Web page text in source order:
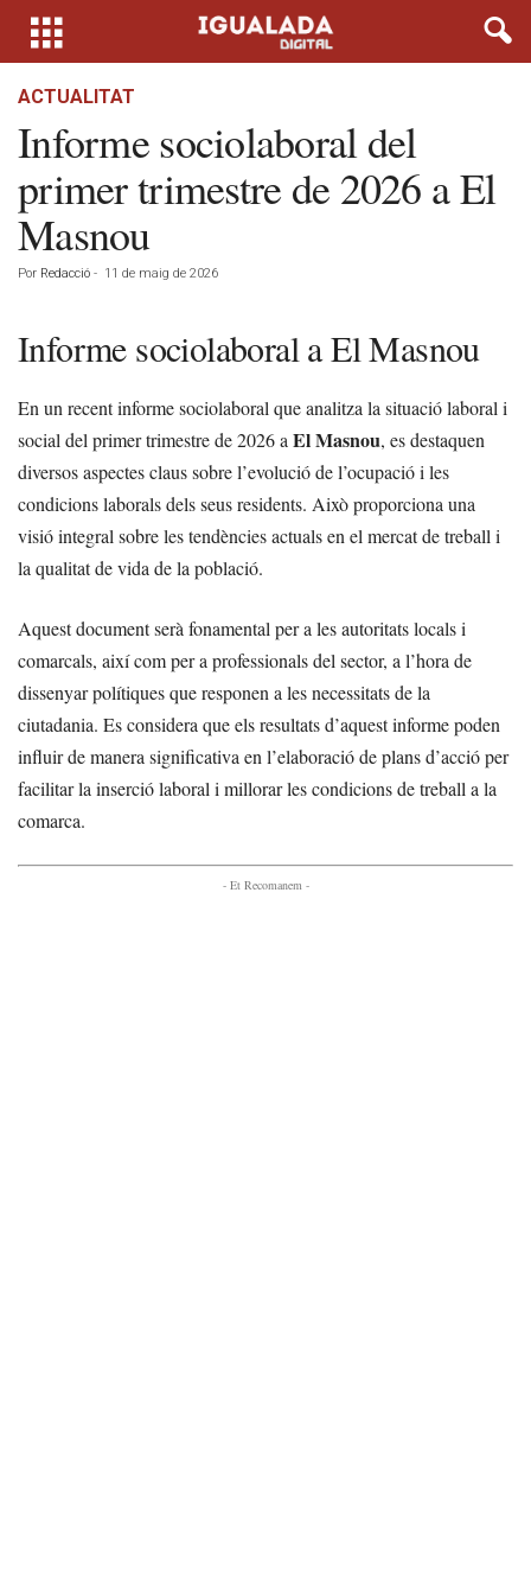
ACTUALITAT
Informe sociolaboral del
primer trimestre de 2026 a El
Masnou
Por Redacció - 11 de maig de 2026
Informe sociolaboral a El Masnou
En un recent informe sociolaboral que analitza la situació laboral i
social del primer trimestre de 2026 a El Masnou, es destaquen
diversos aspectes claus sobre l’evolució de l’ocupació i les
condicions laborals dels seus residents. Això proporciona una
visió integral sobre les tendències actuals en el mercat de treball i
la qualitat de vida de la població.
Aquest document serà fonamental per a les autoritats locals i
comarcals, així com per a professionals del sector, a l’hora de
dissenyar polítiques que responen a les necessitats de la
ciutadania. Es considera que els resultats d’aquest informe poden
influir de manera significativa en l’elaboració de plans d’acció per
facilitar la inserció laboral i millorar les condicions de treball a la
comarca.
- Et Recomanem -